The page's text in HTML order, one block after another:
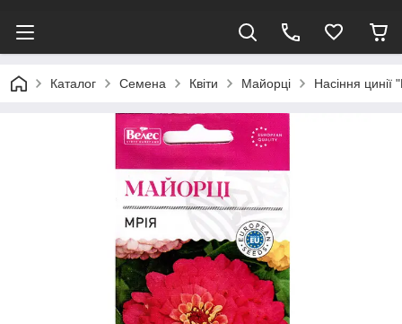
Каталог Семена Квіти Майорці Насіння